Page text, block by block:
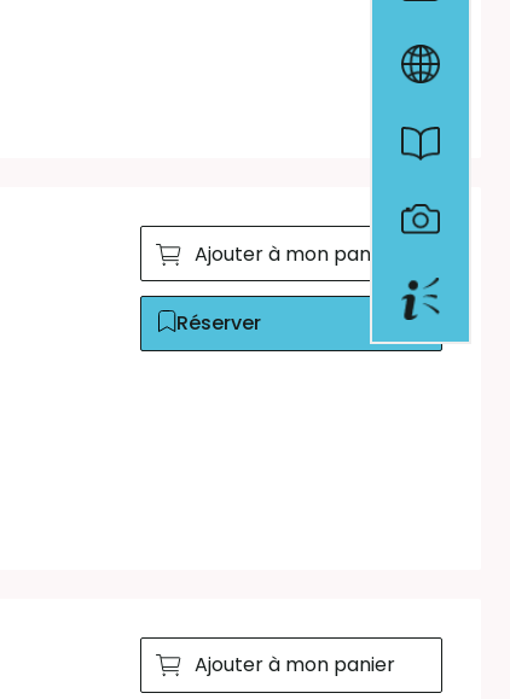
Ajouter à mon panier
Réserver
Ajouter à mon panier